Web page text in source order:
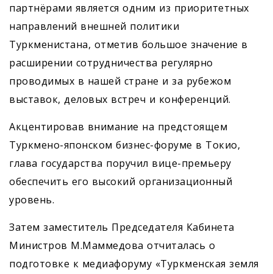
партнёрами является одним из приоритетных
направлений внешней политики
Туркменистана, отметив большое значение в
расширении сотрудничества регулярно
проводимых в нашей стране и за рубежом
выставок, деловых встреч и конференций.
Акцентировав внимание на предстоящем
Туркмено-японском бизнес-форуме в Токио,
глава государства поручил вице-премьеру
обеспечить его высокий организационный
уровень.
Затем заместитель Председателя Кабинета
Министров М.Маммедова отчиталась о
подготовке к медиафоруму «Туркменская земля